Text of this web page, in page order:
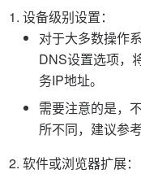
设备级别设置：
对于大多数操作
DNS设置选项，
务IP地址。
需要注意的是，
所不同，建议参
软件或浏览器扩展：